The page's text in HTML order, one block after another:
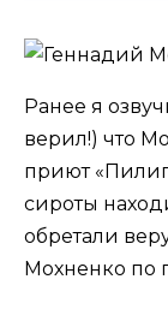
Ранее я
верил!) что
приют
сироты
обретали
Мохненко по